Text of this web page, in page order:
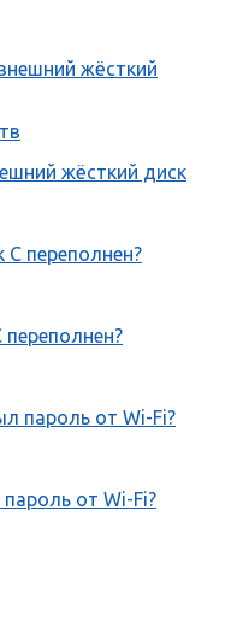
жёсткий диск
от Wi-Fi?